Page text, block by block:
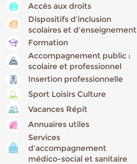
Accès aux droits
Dispositifs d'inclusion
scolaires et d'enseignement
Formation
Accompagnement public :
scolaire et professionnel
Insertion professionnelle
Sport Loisirs Culture
Vacances Répit
Annuaires utiles
Services
d'accompagnement
médico-social et sanitaire